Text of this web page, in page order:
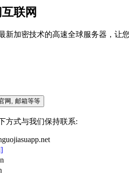
联网
新加密技术的高速全球服务器，让
网, 邮箱等等
方式与我们保持联系: